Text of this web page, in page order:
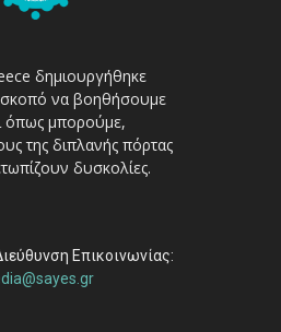
δημιουργήθηκε
να βοηθήσουμε
όπως μπορούμε,
της διπλανής πόρτας
δυσκολίες.
Επικοινωνίας: